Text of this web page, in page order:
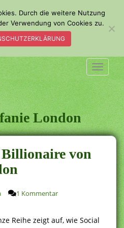
London
Billionaire von
1 Kommentar
Reihe zeigt auf, wie Social
Durch die weitere Nutzung
Verwendung von Cookies zu.